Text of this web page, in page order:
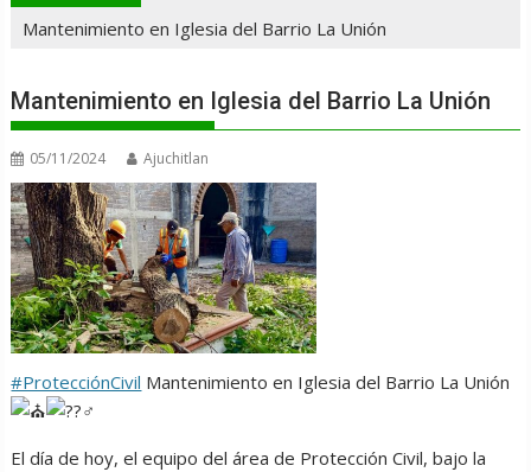
Mantenimiento en Iglesia del Barrio La Unión
Mantenimiento en Iglesia del Barrio La Unión
05/11/2024 Ajuchitlan
#ProtecciónCivil Mantenimiento en Iglesia del Barrio La Unión
El día de hoy, el equipo del área de Protección Civil, bajo la